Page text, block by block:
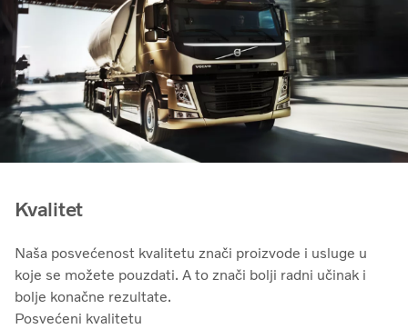
Kvalitet
Naša posvećenost kvalitetu znači proizvode i usluge u
koje se možete pouzdati. A to znači bolji radni učinak i
bolje konačne rezultate.
Posvećeni kvalitetu